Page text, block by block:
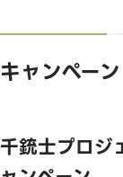
キャンペーン
千銃士プロジ